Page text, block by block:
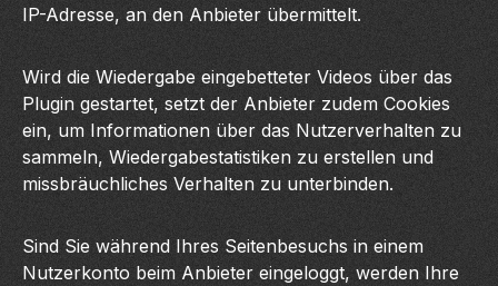
IP-Adresse, an den Anbieter übermittelt.
Wird die Wiedergabe eingebetteter Videos über das
Plugin gestartet, setzt der Anbieter zudem Cookies
ein, um Informationen über das Nutzerverhalten zu
sammeln, Wiedergabestatistiken zu erstellen und
missbräuchliches Verhalten zu unterbinden.
Sind Sie während Ihres Seitenbesuchs in einem
Nutzerkonto beim Anbieter eingeloggt, werden Ihre